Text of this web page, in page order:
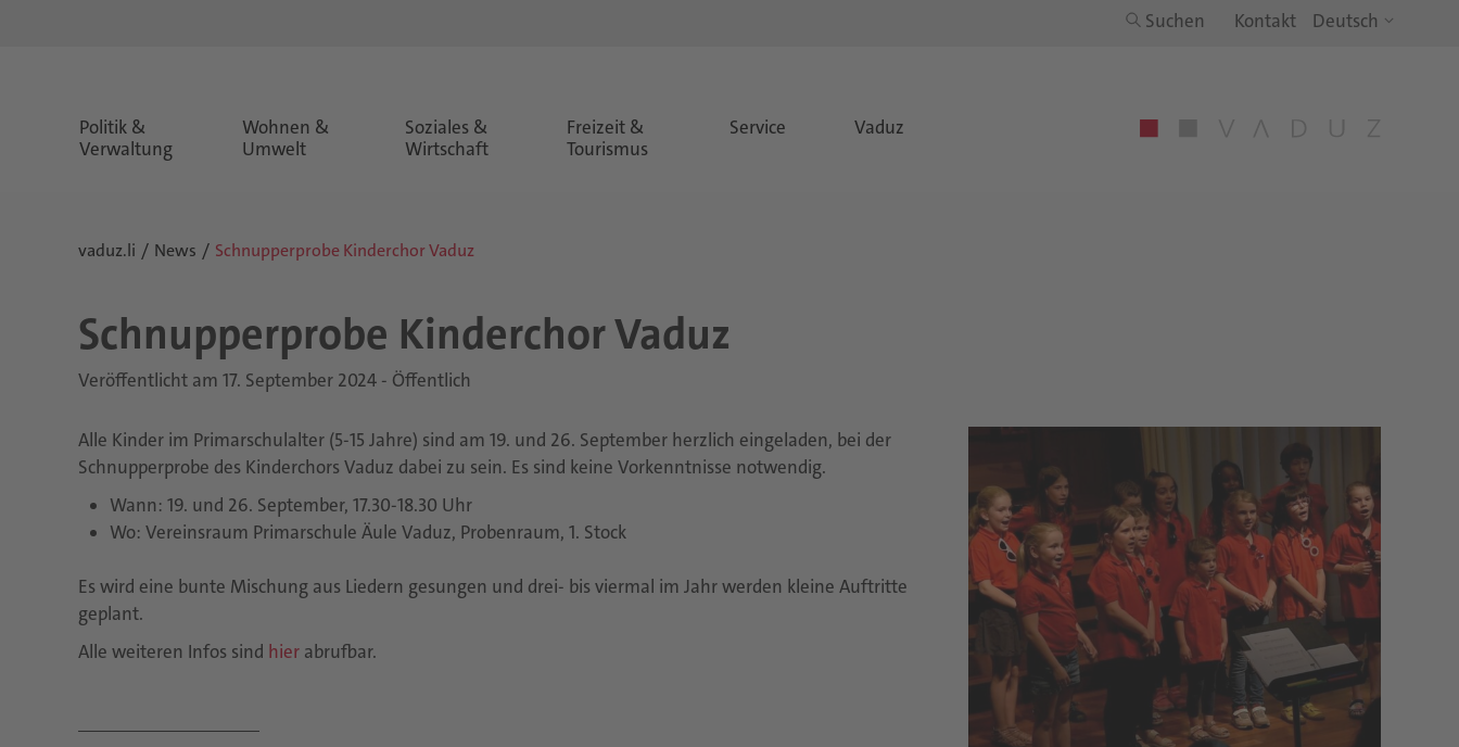
Suchen Kontakt
Politik &
Verwaltung
Wohnen &
Umwelt
Soziales &
Wirtschaft
Freizeit &
Tourismus
Service Vaduz
vaduz.li News Schnupperprobe Kinderchor Vaduz
Schnup­per­pro­be Kin­der­chor Vaduz
Veröffentlicht am 17. September 2024 - Öffentlich
Alle Kinder im Primarschulalter (5-15 Jahre) sind am 19. und 26. September herzlich eingeladen, bei der
Schnupperprobe des Kinderchors Vaduz dabei zu sein. Es sind keine Vorkenntnisse notwendig.
Wann: 19. und 26. September, 17.30-18.30 Uhr
Wo: Vereinsraum Primarschule Äule Vaduz, Probenraum, 1. Stock
Es wird eine bunte Mischung aus Liedern gesungen und drei- bis viermal im Jahr werden kleine Auftritte
geplant.
Alle weiteren Infos sind hier abrufbar.